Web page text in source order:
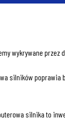
wykrywane przez
silników poprawia
silnika to